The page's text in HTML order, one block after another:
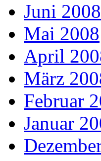
Juni 2008
Mai 2008
April
März
Februar
Januar